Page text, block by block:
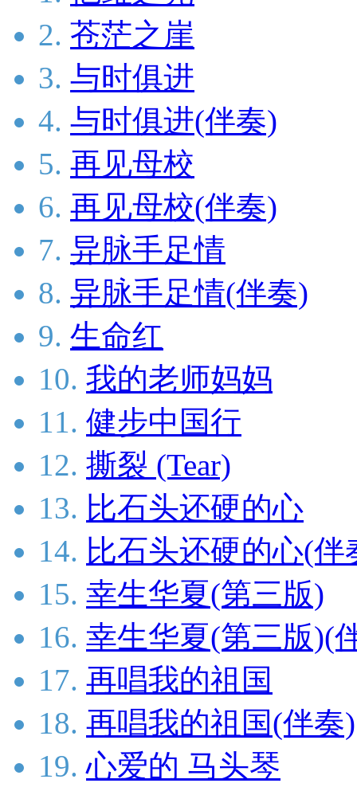
2. 苍茫之崖
3. 与时俱进
4. 与时俱进(伴奏)
5. 再见母校
6. 再见母校(伴奏)
7. 异脉手足情
8. 异脉手足情(伴奏)
9. 生命红
10. 我的老师妈妈
11. 健步中国行
12. 撕裂 (Tear)
13. 比石头还硬的心
14. 比石头还硬的心(伴
15. 幸生华夏(第三版)
16. 幸生华夏(第三版)(
17. 再唱我的祖国
18. 再唱我的祖国(伴奏)
19. 心爱的 马头琴